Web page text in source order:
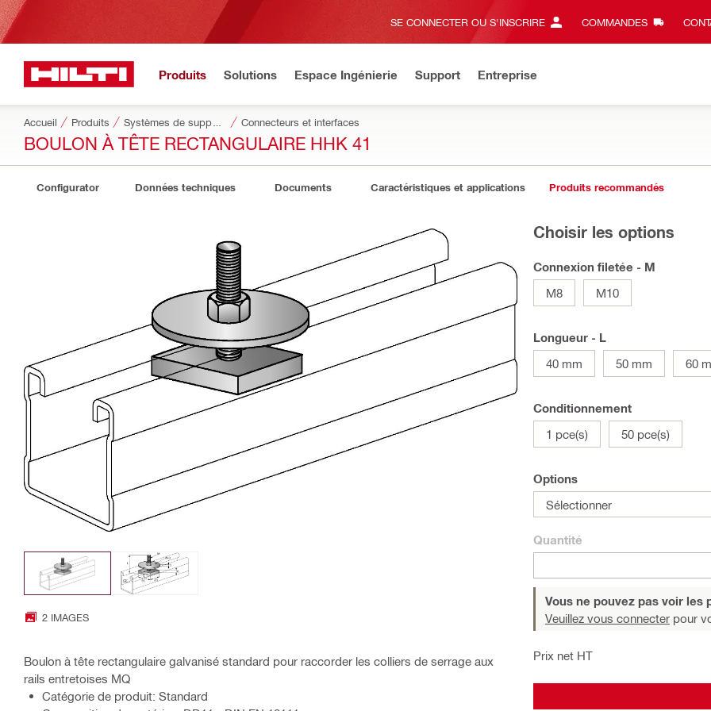
SE CONNECTER OU S'INSCRIRE COMMANDES
Produits Solutions Espace Ingénierie Support Entreprise
Accueil Produits Connecteurs et interfaces
BOULON À TÊTE RECTANGULAIRE HHK 41
Configurator Données techniques Documents Caractéristiques et applications Produits recommandés
2 IMAGES
Boulon à tête rectangulaire galvanisé standard pour raccorder les colliers de serrage aux
rails entretoises MQ
Catégorie de produit: Standard
Choisir les options
Connexion filetée - M
M8
M10
Longueur - L
40 mm
50 mm 60
Conditionnement
1 pce(s)
50 pce(s)
Options
Sélectionner
Quantité
Vous ne pouvez pas voir les
Veuillez vous connecter pour
Prix net HT